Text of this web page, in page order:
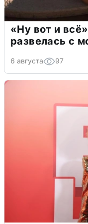
«Ну вот и
развелась с
6 августа 97